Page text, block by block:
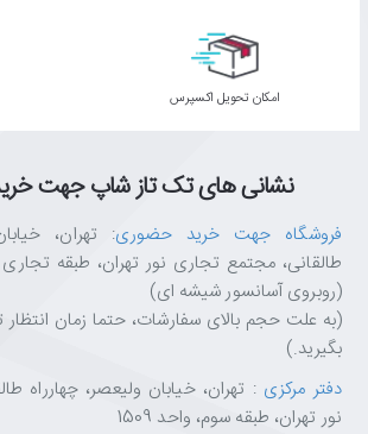
اﻣﮑﺎن ﺗﺤﻮﯾﻞ اﮐﺴﭙﺮس
نشانی های تک تاز شاپ جهت
فروشگاه جهت خرید حضوری: تهران،
(روبروی آسانسور شیشه ای)
بگیرید.)
دفتر مرکزی : تهران، خیابان ولیعصر، چهارراه
نور تهران، طبقه سوم، واحد 1509